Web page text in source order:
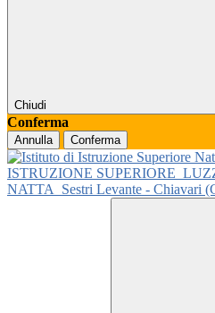
Chiudi
Conferma
Annulla Conferma
ISTRUZIONE SUPERIORE
NATTA
Sestri Levante - Chiavari